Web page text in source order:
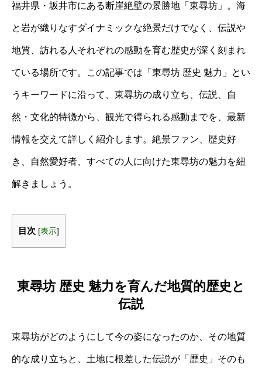
福井県・坂井市にある断崖絶壁の景勝地「東尋坊」。海
と岩が織りなすダイナミックな絶景だけでなく、伝説や
地質、訪れる人それぞれの感動を育む歴史が深く刻まれ
ている場所です。この記事では「東尋坊 歴史 魅力」とい
うキーワードに沿って、東尋坊の成り立ち、伝説、自
然・文化的特徴から、観光で得られる感動までを、最新
情報を交えて詳しく紹介します。絶景ファン、歴史好
き、自然愛好者、すべての人に向けた東尋坊の魅力を紐
解きましょう。
目次 [表示]
東尋坊 歴史 魅力を育んだ地質的歴史と
伝説
東尋坊がどのようにして今の姿になったのか、その地質
的な成り立ちと、土地に根差した伝説が「歴史」そのも